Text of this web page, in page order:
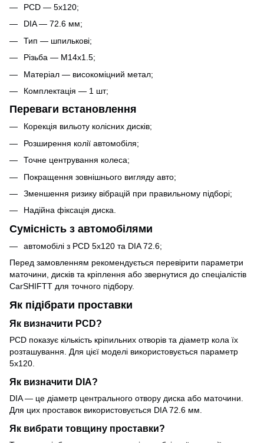
PCD — 5x120;
DIA — 72.6 мм;
Тип — шпилькові;
Різьба — M14x1.5;
Матеріал — високоміцний метал;
Комплектація — 1 шт;
Переваги встановлення
Корекція вильоту колісних дисків;
Розширення колії автомобіля;
Точне центрування колеса;
Покращення зовнішнього вигляду авто;
Зменшення ризику вібрацій при правильному підборі;
Надійна фіксація диска.
Сумісність з автомобілями
автомобілі з PCD 5x120 та DIA 72.6;
Перед замовленням рекомендується перевірити параметри
маточини, дисків та кріплення або звернутися до спеціалістів
CarSHIFTT для точного підбору.
Як підібрати проставки
Як визначити PCD?
PCD показує кількість кріпильних отворів та діаметр кола їх
розташування. Для цієї моделі використовується параметр
5x120.
Як визначити DIA?
DIA — це діаметр центрального отвору диска або маточини.
Для цих проставок використовується DIA 72.6 мм.
Як вибрати товщину проставки?